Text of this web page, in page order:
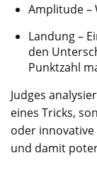
Amplitude –
Landung –
den
Punktzahl
Judges
eines Tricks,
oder innovative
und damit